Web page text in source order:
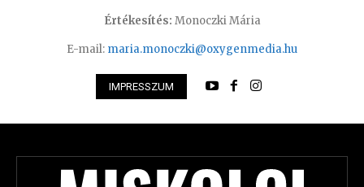
Értékesítés: Monoczki Mária
E-mail: maria.monoczki@oxygenmedia.hu
IMPRESSZUM